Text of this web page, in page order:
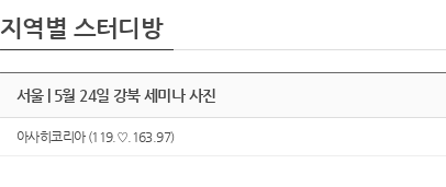
지역별 스터디방
서울 | 5월 24일 강북 세미나 사진
아사히코리아(119.♡.163.97)